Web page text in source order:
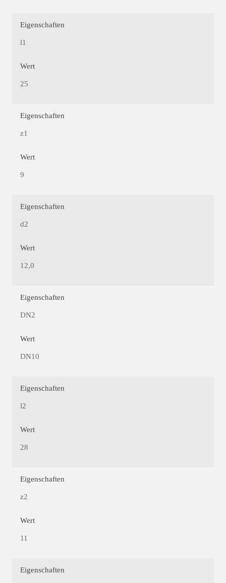
Eigenschaften
l1
Wert
25
Eigenschaften
z1
Wert
9
Eigenschaften
d2
Wert
12,0
Eigenschaften
DN2
Wert
DN10
Eigenschaften
l2
Wert
28
Eigenschaften
z2
Wert
11
Eigenschaften